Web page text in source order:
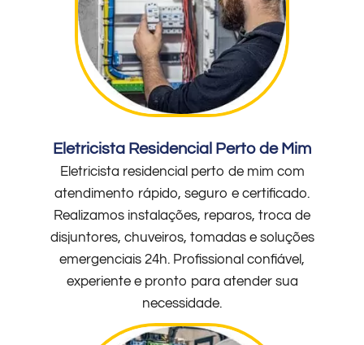
Eletricista Residencial Perto de Mim
Eletricista residencial perto de mim com
atendimento rápido, seguro e certificado.
Realizamos instalações, reparos, troca de
disjuntores, chuveiros, tomadas e soluções
emergenciais 24h. Profissional confiável,
experiente e pronto para atender sua
necessidade.